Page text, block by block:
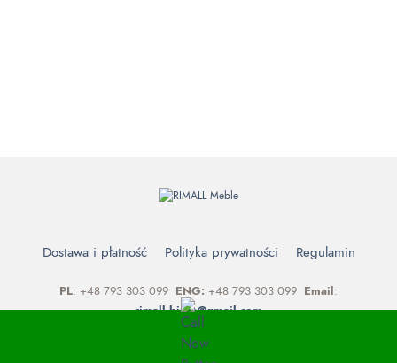
Dostawa i płatność Polityka prywatności Regulamin
PL: +48 793 303 099 ENG: +48 793 303 099 Email:
rimall.biuro@gmail.com
Copyright © 2021 RIMALL MEBLE. Created by